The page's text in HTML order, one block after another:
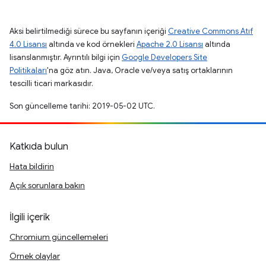
Aksi belirtilmediği sürece bu sayfanın içeriği Creative Commons Atıf
4.0 Lisansı altında ve kod örnekleri Apache 2.0 Lisansı altında
lisanslanmıştır. Ayrıntılı bilgi için Google Developers Site
Politikaları'na göz atın. Java, Oracle ve/veya satış ortaklarının
tescilli ticari markasıdır.
Son güncelleme tarihi: 2019-05-02 UTC.
Katkıda bulun
Hata bildirin
Açık sorunlara bakın
İlgili içerik
Chromium güncellemeleri
Örnek olaylar